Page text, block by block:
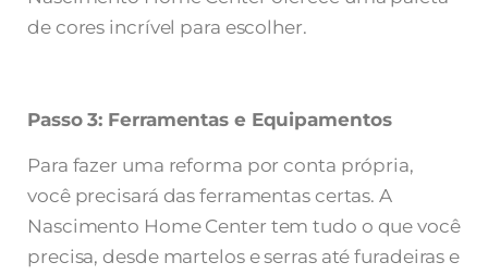
de cores incrível para escolher.
Passo 3: Ferramentas e Equipamentos
Para fazer uma reforma por conta própria,
você precisará das ferramentas certas. A
Nascimento Home Center tem tudo o que você
precisa, desde martelos e serras até furadeiras e